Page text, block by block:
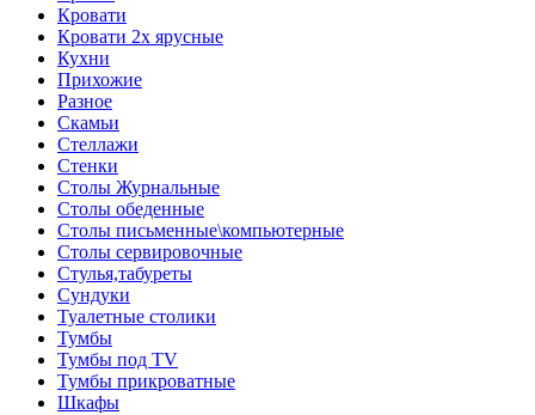
Кровати
Кровати 2х ярусные
Кухни
Прихожие
Разное
Скамьи
Стеллажи
Стенки
Столы Журнальные
Столы обеденные
Столы письменные\компьютерные
Столы сервировочные
Стулья,табуреты
Сундуки
Туалетные столики
Тумбы
Тумбы под TV
Тумбы прикроватные
Шкафы